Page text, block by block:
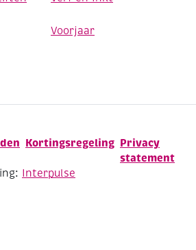
Voorjaar
Kortingsregeling Privacy
statement
Interpulse